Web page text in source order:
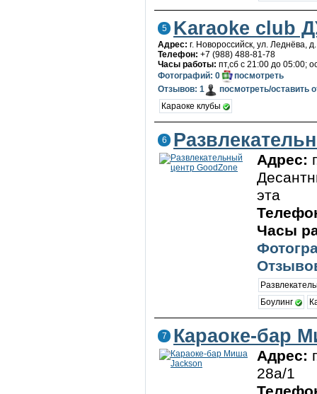
5 Karaoke club
Адрес: г. Новороссийск, ул. Леднёва,
Телефон: +7 (988) 488-81-78
Часы работы: пт,сб с 21:00 до 05:00;
Фотографий: 0
посмотреть
Отзывов: 1
посмотреть/оставить
Караоке клубы
6
Адрес:
эта
Часы
Боулинг
7 Караоке-бар
Адрес:
28а/1